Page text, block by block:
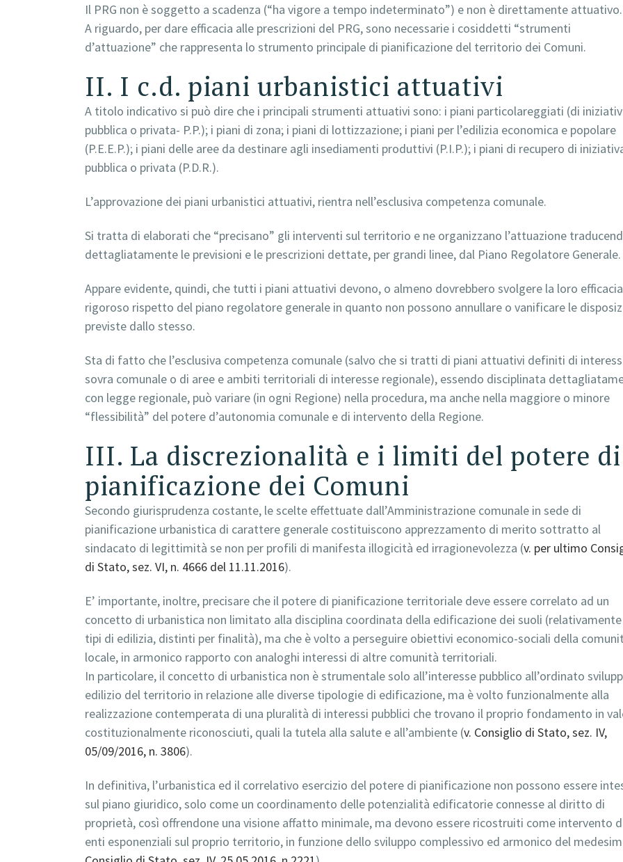
Il PRG non è soggetto a scadenza (“ha vigore a tempo indeterminato”) e non è direttamente attuativo.
A riguardo, per dare efficacia alle prescrizioni del PRG, sono necessarie i cosiddetti “strumenti
d’attuazione” che rappresenta lo strumento principale di pianificazione del territorio dei Comuni.
II. I c.d. piani urbanistici attuativi
A titolo indicativo si può dire che i principali strumenti attuativi sono: i piani particolareggiati (di
pubblica o privata- P.P.); i piani di zona; i piani di lottizzazione; i piani per l’edilizia economica e popolare
(P.E.E.P.); i piani delle aree da destinare agli insediamenti produttivi (P.I.P.); i piani di recupero di
pubblica o privata (P.D.R.).
L’approvazione dei piani urbanistici attuativi, rientra nell’esclusiva competenza comunale.
Si tratta di elaborati che “precisano” gli interventi sul territorio e ne organizzano l’attuazione
dettagliatamente le previsioni e le prescrizioni dettate, per grandi linee, dal Piano Regolatore Generale.
Appare evidente, quindi, che tutti i piani attuativi devono, o almeno dovrebbero svolgere la loro
rigoroso rispetto del piano regolatore generale in quanto non possono annullare o vanificare le
previste dallo stesso.
Sta di fatto che l’esclusiva competenza comunale (salvo che si tratti di piani attuativi definiti di
sovra comunale o di aree e ambiti territoriali di interesse regionale), essendo disciplinata
con legge regionale, può variare (in ogni Regione) nella procedura, ma anche nella maggiore o minore
“flessibilità” del potere d’autonomia comunale e di intervento della Regione.
III. La discrezionalità e i limiti del potere di
pianificazione dei Comuni
Secondo giurisprudenza costante, le scelte effettuate dall’Amministrazione comunale in sede di
pianificazione urbanistica di carattere generale costituiscono apprezzamento di merito sottratto al
sindacato di legittimità se non per profili di manifesta illogicità ed irragionevolezza (v. per ultimo
di Stato, sez. VI, n. 4666 del 11.11.2016).
E’ importante, inoltre, precisare che il potere di pianificazione territoriale deve essere correlato ad un
concetto di urbanistica non limitato alla disciplina coordinata della edificazione dei suoli
tipi di edilizia, distinti per finalità), ma che è volto a perseguire obiettivi economico-sociali della
locale, in armonico rapporto con analoghi interessi di altre comunità territoriali.
In particolare, il concetto di urbanistica non è strumentale solo all’interesse pubblico all’ordinato
edilizio del territorio in relazione alle diverse tipologie di edificazione, ma è volto funzionalmente alla
realizzazione contemperata di una pluralità di interessi pubblici che trovano il proprio fondamento in
costituzionalmente riconosciuti, quali la tutela alla salute e all’ambiente (v. Consiglio di Stato, sez. IV,
05/09/2016, n. 3806).
In definitiva, l’urbanistica ed il correlativo esercizio del potere di pianificazione non possono essere
sul piano giuridico, solo come un coordinamento delle potenzialità edificatorie connesse al diritto di
proprietà, così offrendone una visione affatto minimale, ma devono essere ricostruiti come intervento
enti esponenziali sul proprio territorio, in funzione dello sviluppo complessivo ed armonico del